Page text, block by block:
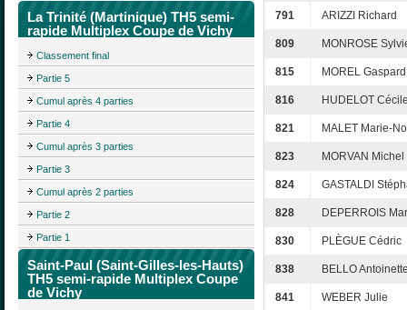
La Trinité (Martinique) TH5 semi-
rapide Multiplex Coupe de Vichy
Classement final
Partie 5
Cumul après 4 parties
Partie 4
Cumul après 3 parties
Partie 3
Cumul après 2 parties
Partie 2
Partie 1
Saint-Paul (Saint-Gilles-les-Hauts)
TH5 semi-rapide Multiplex Coupe
de Vichy
791 ARIZZI Richard
809 MONROSE
815 MOREL Gaspard
816 HUDELOT
821 MALET Marie-
823 MORVAN Michel
824 GASTALDI
828 DEPERROIS
830 PLÈGUE Cédric
838 BELLO
841 WEBER Julie